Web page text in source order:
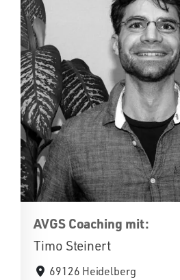
AVGS Coaching mit:
Timo Steinert
69126 Heidelberg